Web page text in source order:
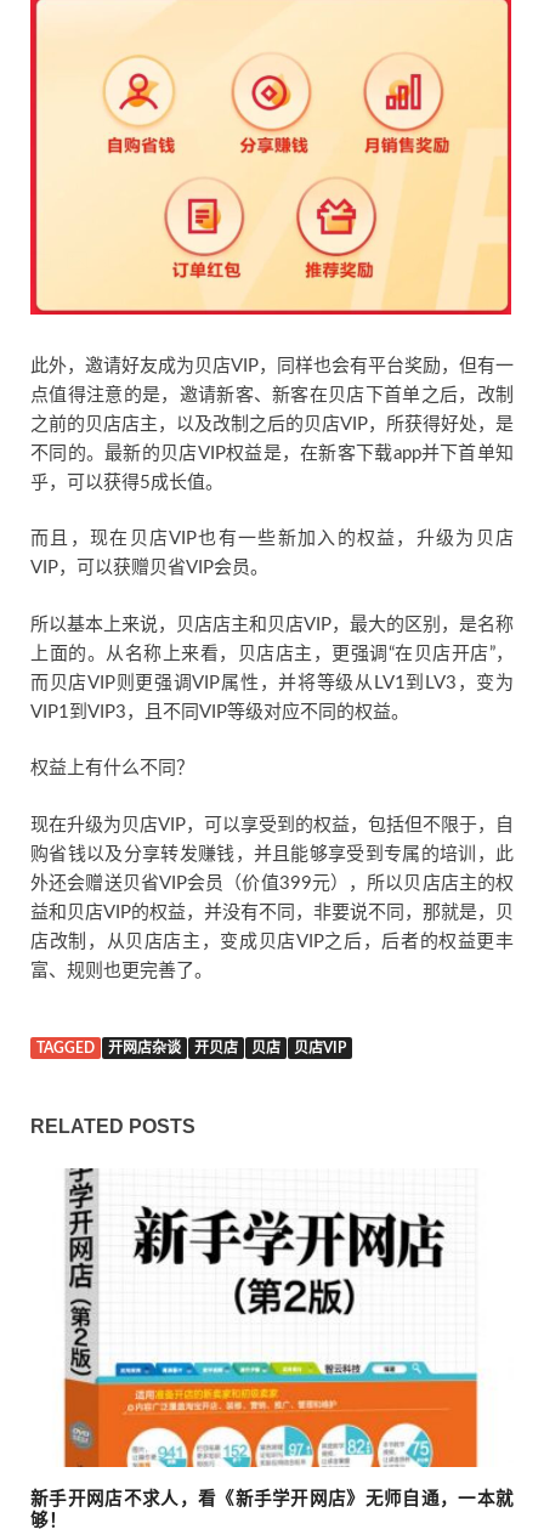
此外，邀请好友成为贝店VIP，同样也会有平台奖励，但有一
点值得注意的是，邀请新客、新客在贝店下首单之后，改制
之前的贝店店主，以及改制之后的贝店VIP，所获得好处，是
不同的。最新的贝店VIP权益是，在新客下载app并下首单知
乎，可以获得5成长值。
而且，现在贝店VIP也有一些新加入的权益，升级为贝店
VIP，可以获赠贝省VIP会员。
所以基本上来说，贝店店主和贝店VIP，最大的区别，是名称
上面的。从名称上来看，贝店店主，更强调“在贝店开店”，
而贝店VIP则更强调VIP属性，并将等级从LV1到LV3，变为
VIP1到VIP3，且不同VIP等级对应不同的权益。
权益上有什么不同？
现在升级为贝店VIP，可以享受到的权益，包括但不限于，自
购省钱以及分享转发赚钱，并且能够享受到专属的培训，此
外还会赠送贝省VIP会员（价值399元），所以贝店店主的权
益和贝店VIP的权益，并没有不同，非要说不同，那就是，贝
店改制，从贝店店主，变成贝店VIP之后，后者的权益更丰
富、规则也更完善了。
TAGGED 开网店杂谈 开贝店 贝店 贝店VIP
RELATED POSTS
新手开网店不求人，看《新手学开网店》无师自通，一本就
够！